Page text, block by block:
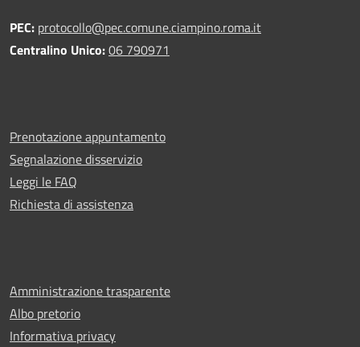
PEC: protocollo@pec.comune.ciampino.roma.it
Centralino Unico:06 790971
Prenotazione appuntamento
Segnalazione disservizio
Leggi le FAQ
Richiesta di assistenza
Amministrazione trasparente
Albo pretorio
Informativa privacy